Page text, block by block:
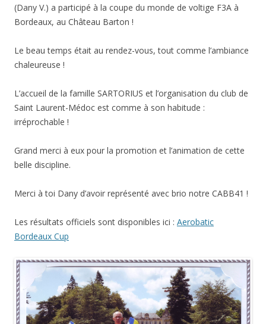
(Dany V.) a participé à la coupe du monde de voltige F3A à
Bordeaux, au Château Barton !
Le beau temps était au rendez-vous, tout comme l’ambiance
chaleureuse !
L’accueil de la famille SARTORIUS et l’organisation du club de
Saint Laurent-Médoc est comme à son habitude :
irréprochable !
Grand merci à eux pour la promotion et l’animation de cette
belle discipline.
Merci à toi Dany d’avoir représenté avec brio notre CABB41 !
Les résultats officiels sont disponibles ici : Aerobatic
Bordeaux Cup